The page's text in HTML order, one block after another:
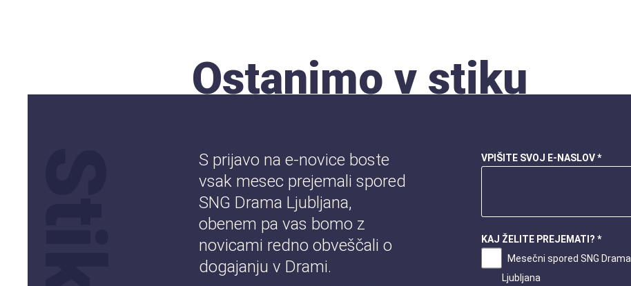
Ostanimo v stiku
S prijavo na e-novice boste
vsak mesec prejemali spored
SNG Drama Ljubljana,
obenem pa vas bomo z
novicami redno obveščali o
dogajanju v Drami.
VPIŠITE SVOJ E-NASLOV *
KAJ ŽELITE PREJEMATI? *
Mesečni spored SNG Drama
Ljubljana